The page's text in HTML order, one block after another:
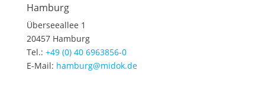
Hamburg
Überseeallee 1
20457 Hamburg
Tel.: +49 (0) 40 6963856-0
E-Mail: hamburg@midok.de